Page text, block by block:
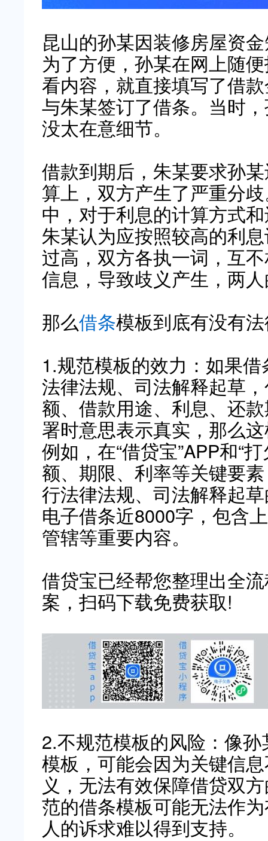
昆山的孙某因装修房屋资
为了方便，孙某在网上随
看内容，就直接填写了借
与朱某签订了借条。当时
没太在意细节。
借款到期后，朱某要求孙
算上，双方产生了严重分
中，对于利息的计算方式
朱某认为应按照较高的利
过高，双方各执一词，互
信息，导致歧义产生，两
那么借条模板到底有没有
1.规范模板的效力：如果
法律法规、司法解释起草
额、借款用途、利息、还
署时意思表示真实，那么
例如，在“借贷宝”APP和“
额、期限、利率等关键要
行法律法规、司法解释起
电子借条近8000字，包含
管辖等重要内容。
借贷宝已经帮您整理出全
案，扫码下载免费获取!
2.不规范模板的风险：像
模板，可能会因为关键信
义，无法有效保障借贷双
范的借条模板可能无法作
人的诉求难以得到支持。